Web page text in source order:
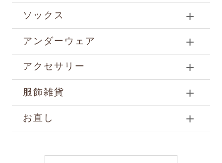
ソックス
アンダーウェア
アクセサリー
服飾雑貨
お直し